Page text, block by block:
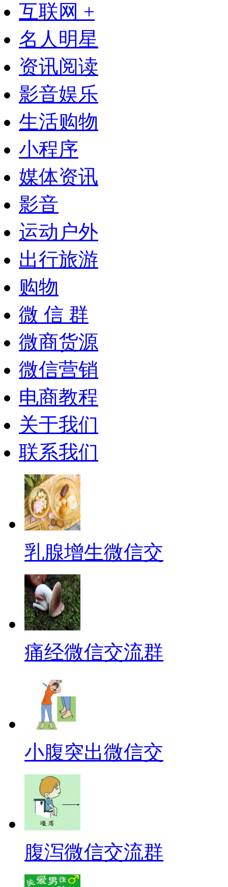
互联网 +
名人明星
资讯阅读
影音娱乐
生活购物
小程序
媒体资讯
影音
运动户外
出行旅游
购物
微 信 群
微商货源
微信营销
电商教程
关于我们
联系我们
乳腺增生微信交
痛经微信交流群
小腹突出微信交
腹泻微信交流群